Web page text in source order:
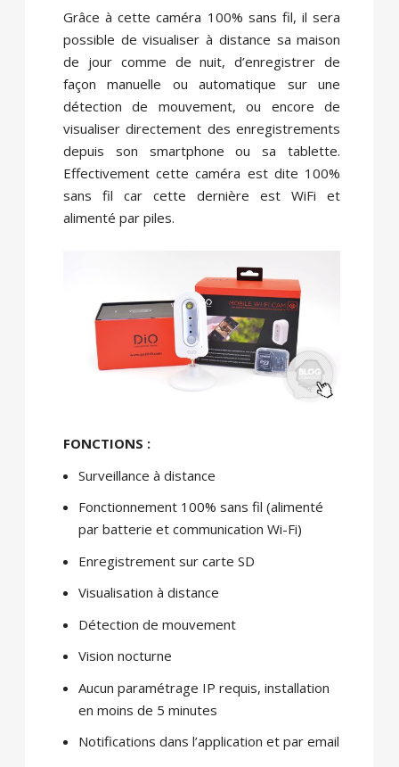
Grâce à cette caméra 100% sans fil, il sera
possible de visualiser à distance sa maison
de jour comme de nuit, d’enregistrer de
façon manuelle ou automatique sur une
détection de mouvement, ou encore de
visualiser directement des enregistrements
depuis son smartphone ou sa tablette.
Effectivement cette caméra est dite 100%
sans fil car cette dernière est WiFi et
alimenté par piles.
FONCTIONS :
Surveillance à distance
Fonctionnement 100% sans fil (alimenté
par batterie et communication Wi-Fi)
Enregistrement sur carte SD
Visualisation à distance
Détection de mouvement
Vision nocturne
Aucun paramétrage IP requis, installation
en moins de 5 minutes
Notifications dans l’application et par email